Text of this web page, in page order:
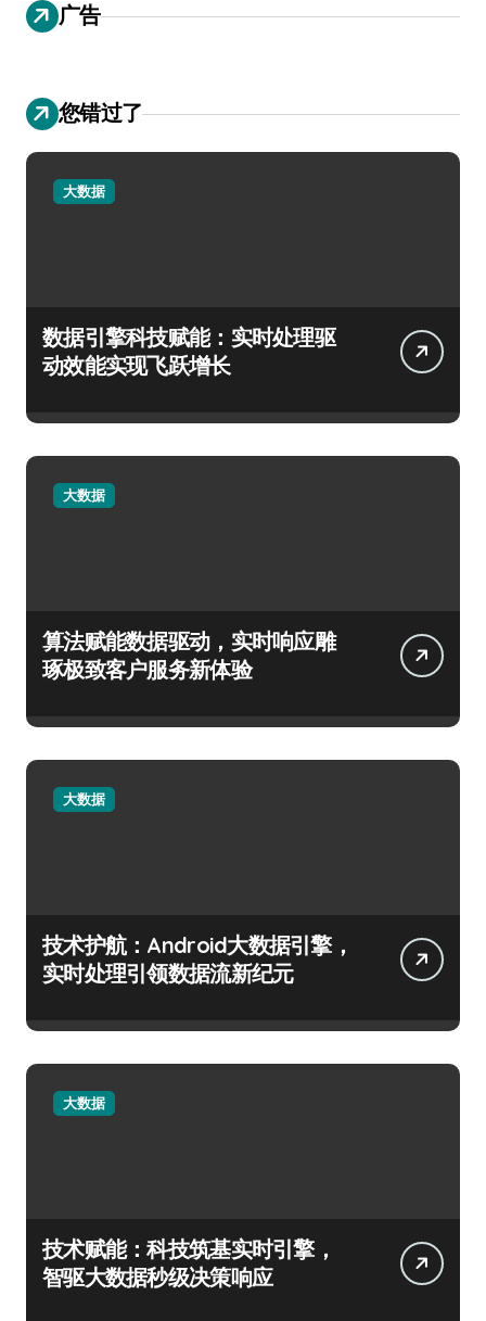
广告
您错过了
大数据
数据引擎科技赋能：实时处理驱
动效能实现飞跃增长
大数据
算法赋能数据驱动，实时响应雕
琢极致客户服务新体验
大数据
技术护航：Android大数据引擎，
实时处理引领数据流新纪元
大数据
技术赋能：科技筑基实时引擎，
智驱大数据秒级决策响应